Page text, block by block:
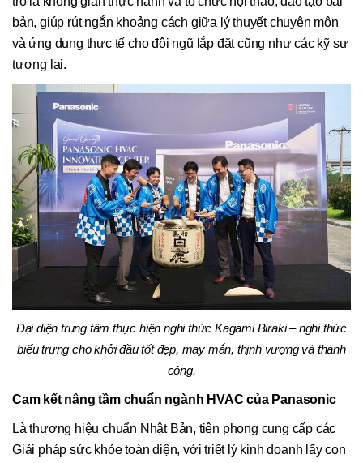
bản, giúp rút ngắn khoảng cách giữa lý thuyết chuyên môn
và ứng dụng thực tế cho đội ngũ lắp đặt cũng như các kỹ sư
tương lai.
Đại diện trung tâm thực hiện nghi thức Kagami Biraki – nghi thức
biểu trưng cho khởi đầu tốt đẹp, may mắn, thịnh vượng và thành
công.
Cam kết nâng tầm chuẩn ngành HVAC của Panasonic
Là thương hiệu chuẩn Nhật Bản, tiên phong cung cấp các
Giải pháp sức khỏe toàn diện, với triết lý kinh doanh lấy con